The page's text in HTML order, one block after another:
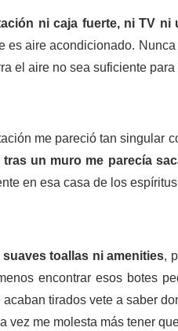
ni caja fuerte, ni TV ni
es aire acondicionado.
el aire no sea suficiente para
me pareció tan singular
un muro me parecía
en esa casa de los
toallas ni amenities,
encontrar esos botes
tirados vete a saber
vez me molesta más tener